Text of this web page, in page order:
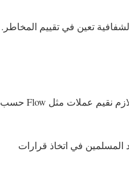
تعين في تقييم المخاطر.
علماء الدين الإسلاميين يشوفون العملات الرقمية كأداة مالية جديدة تحتاج لتفصيل دقيق. لازم نقيم عملات مثل Flow حسب
المسلمين في اتخاذ قرارات